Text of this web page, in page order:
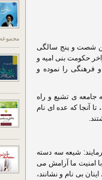
شصت و پنج سالگی
حکومت بنی امیه و
فرهنگی را نموده و
جامعه ی تشیع و راه
آنجا که عده ای نام
شیعه سه دسته
امنیت ما آرامش می
بی نام و نشانند،
مجموعه